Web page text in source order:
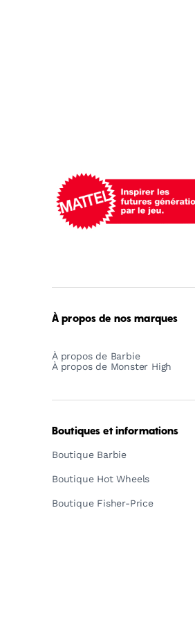
Through
À propos de nos marques
À propos de Barbie
À propos de Monster High
Boutiques et informations
Boutique Barbie
Boutique Hot Wheels
Boutique Fisher-Price